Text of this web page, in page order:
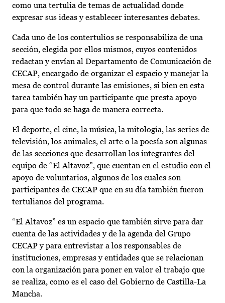
como una tertulia de temas de actualidad donde
expresar sus ideas y establecer interesantes debates.
Cada uno de los contertulios se responsabiliza de una
sección, elegida por ellos mismos, cuyos contenidos
redactan y envían al Departamento de Comunicación de
CECAP, encargado de organizar el espacio y manejar la
mesa de control durante las emisiones, si bien en esta
tarea también hay un participante que presta apoyo
para que todo se haga de manera correcta.
El deporte, el cine, la música, la mitología, las series de
televisión, los animales, el arte o la poesía son algunas
de las secciones que desarrollan los integrantes del
equipo de “El Altavoz”, que cuentan en el estudio con el
apoyo de voluntarios, algunos de los cuales son
participantes de CECAP que en su día también fueron
tertulianos del programa.
“El Altavoz” es un espacio que también sirve para dar
cuenta de las actividades y de la agenda del Grupo
CECAP y para entrevistar a los responsables de
instituciones, empresas y entidades que se relacionan
con la organización para poner en valor el trabajo que
se realiza, como es el caso del Gobierno de Castilla-La
Mancha.